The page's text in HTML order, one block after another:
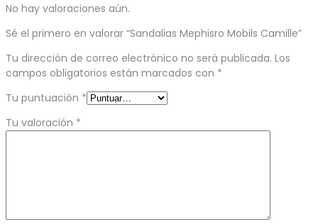
No hay valoraciones aún.
Sé el primero en valorar “Sandalias Mephisro Mobils Camille”
Tu dirección de correo electrónico no será publicada. Los
campos obligatorios están marcados con *
Tu puntuación *
Tu valoración *